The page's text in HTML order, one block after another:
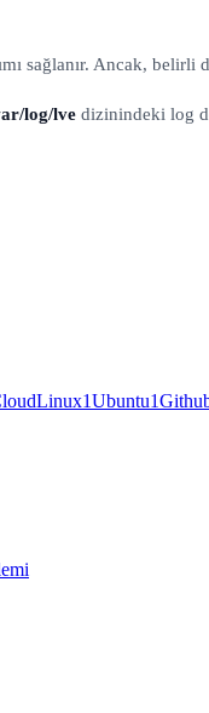
sağlanır. Ancak,
log/lve dizinindeki log
1Ubuntu1